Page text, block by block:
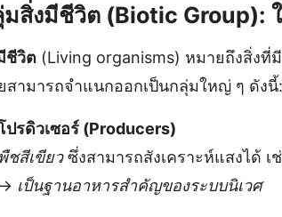
มสิ่งมีชีวิต (Biotic Group):
ชีวิต (Living organisms) หมายถึงสิ่งที่
สามารถจำแนกออกเป็นกลุ่มใหญ่ ๆ ดังนี้:
ปรดิวเซอร์ (Producers)
พืชสีเขียวซึ่งสามารถสังเคราะห์แสงได้
→ เป็นฐานอาหารสำคัญของระบบนิเวศ